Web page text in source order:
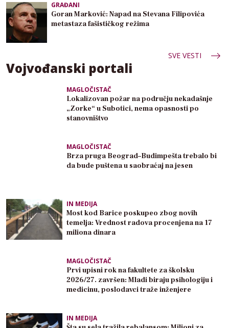
GRAĐANI
Goran Marković: Napad na Stevana Filipovića
metastaza fašističkog režima
SVE VESTI
Vojvođanski portali
MAGLOČISTAČ
Lokalizovan požar na području nekadašnje
„Zorke“ u Subotici, nema opasnosti po
stanovništvo
MAGLOČISTAČ
Brza pruga Beograd–Budimpešta trebalo bi
da bude puštena u saobraćaj na jesen
IN MEDIJA
Most kod Barice poskupeo zbog novih
temelja: Vrednost radova procenjena na 17
miliona dinara
MAGLOČISTAČ
Prvi upisni rok na fakultete za školsku
2026/27. završen: Mladi biraju psihologiju i
medicinu, poslodavci traže inženjere
IN MEDIJA